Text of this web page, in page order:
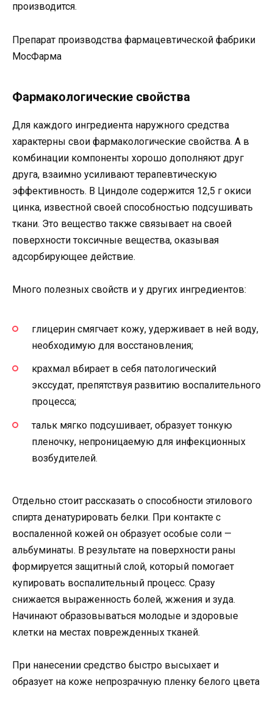
производится.
Препарат производства фармацевтической фабрики
МосФарма
Фармакологические свойства
Для каждого ингредиента наружного средства
характерны свои фармакологические свойства. А в
комбинации компоненты хорошо дополняют друг
друга, взаимно усиливают терапевтическую
эффективность. В Циндоле содержится 12,5 г окиси
цинка, известной своей способностью подсушивать
ткани. Это вещество также связывает на своей
поверхности токсичные вещества, оказывая
адсорбирующее действие.
Много полезных свойств и у других ингредиентов:
глицерин смягчает кожу, удерживает в ней воду,
необходимую для восстановления;
крахмал вбирает в себя патологический
экссудат, препятствуя развитию воспалительного
процесса;
тальк мягко подсушивает, образует тонкую
пленочку, непроницаемую для инфекционных
возбудителей.
Отдельно стоит рассказать о способности этилового
спирта денатурировать белки. При контакте с
воспаленной кожей он образует особые соли —
альбуминаты. В результате на поверхности раны
формируется защитный слой, который помогает
купировать воспалительный процесс. Сразу
снижается выраженность болей, жжения и зуда.
Начинают образовываться молодые и здоровые
клетки на местах поврежденных тканей.
При нанесении средство быстро высыхает и
образует на коже непрозрачную пленку белого цвета